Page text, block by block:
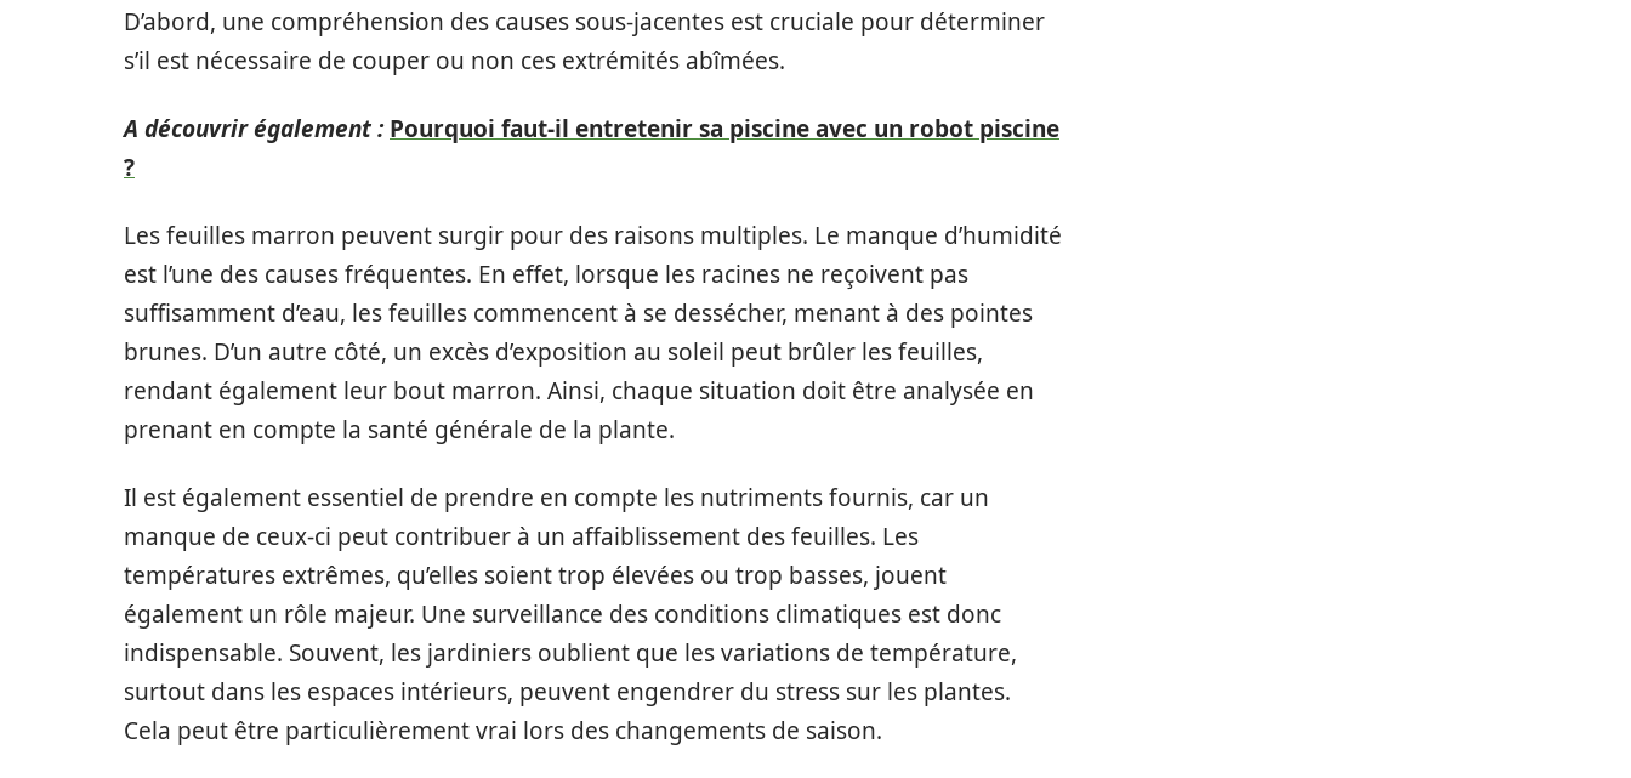
D’abord, une compréhension des causes sous-jacentes est cruciale pour déterminer
s’il est nécessaire de couper ou non ces extrémités abîmées.
A découvrir également : Pourquoi faut-il entretenir sa piscine avec un robot piscine
?
Les feuilles marron peuvent surgir pour des raisons multiples. Le manque d’humidité
est l’une des causes fréquentes. En effet, lorsque les racines ne reçoivent pas
suffisamment d’eau, les feuilles commencent à se dessécher, menant à des pointes
brunes. D’un autre côté, un excès d’exposition au soleil peut brûler les feuilles,
rendant également leur bout marron. Ainsi, chaque situation doit être analysée en
prenant en compte la santé générale de la plante.
Il est également essentiel de prendre en compte les nutriments fournis, car un
manque de ceux-ci peut contribuer à un affaiblissement des feuilles. Les
températures extrêmes, qu’elles soient trop élevées ou trop basses, jouent
également un rôle majeur. Une surveillance des conditions climatiques est donc
indispensable. Souvent, les jardiniers oublient que les variations de température,
surtout dans les espaces intérieurs, peuvent engendrer du stress sur les plantes.
Cela peut être particulièrement vrai lors des changements de saison.